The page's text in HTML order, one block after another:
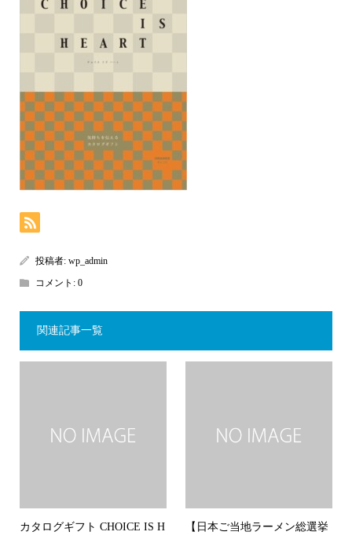
投稿者: wp_admin
コメント: 0
関連記事一覧
カタログギフト CHOICE IS H
【日本ご当地ラーメン総選挙